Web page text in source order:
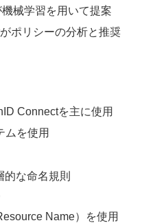
械学習を用いて提案
ポリシーの分析と推奨
Connectを主に使用
ムを使用
的な命名規則
Name）を使用